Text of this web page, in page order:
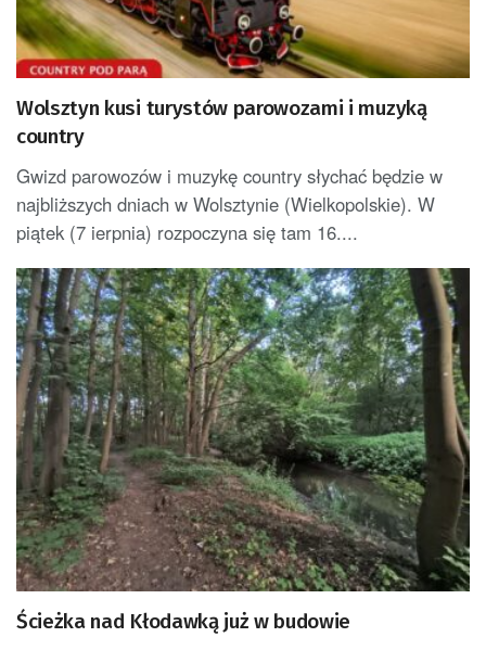
Wolsztyn kusi turystów parowozami i muzyką
country
Gwizd parowozów i muzykę country słychać będzie w
najbliższych dniach w Wolsztynie (Wielkopolskie). W
piątek (7 ierpnia) rozpoczyna się tam 16....
Ścieżka nad Kłodawką już w budowie